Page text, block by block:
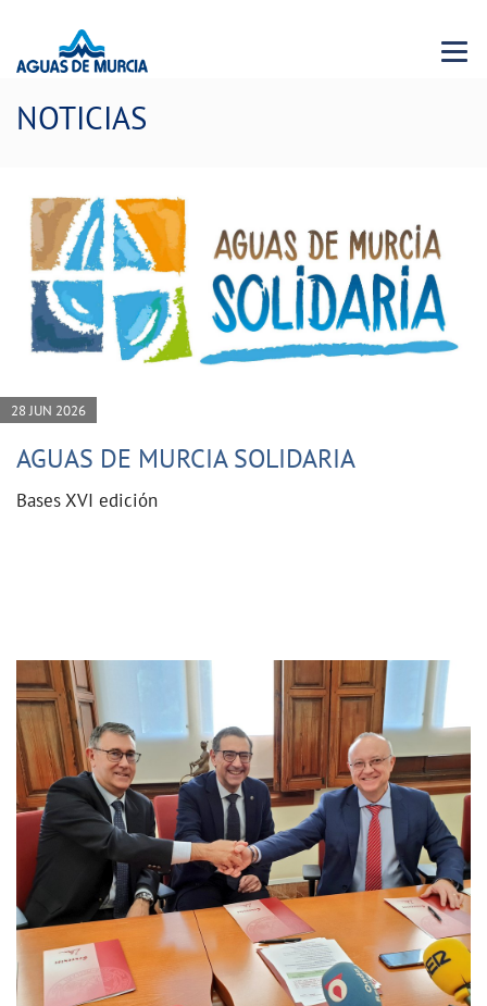
Menu
NOTICIAS
28 JUN 2026
AGUAS DE MURCIA SOLIDARIA
Bases XVI edición